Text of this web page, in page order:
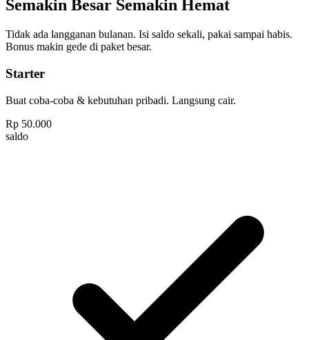
Semakin Besar Semakin Hemat
Tidak ada langganan bulanan. Isi saldo sekali, pakai sampai habis.
Bonus makin gede di paket besar.
Starter
Buat coba-coba & kebutuhan pribadi. Langsung cair.
Rp 50.000
saldo